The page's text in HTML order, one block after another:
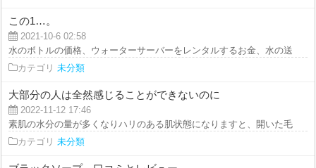
この1…。
2021-10-6 02:58
水のボトルの価格、ウォーターサーバーをレンタルするお金、水の送料、
カテゴリ 未分類
大部分の人は全然感じることができないのに
2022-11-12 17:46
素肌の水分の量が多くなりハリのある肌状態になりますと、開いた毛穴が
カテゴリ 未分類